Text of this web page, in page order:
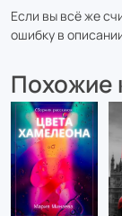
Если вы всё же
ошибку в
Похожие